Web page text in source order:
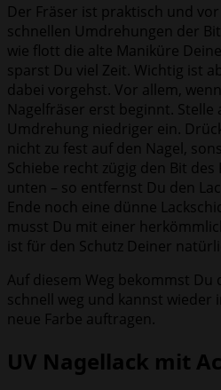
Der Fräser ist praktisch und
schnellen Umdrehungen der
wie flott die alte Maniküre
sparst Du viel Zeit. Wichtig ist
dabei vorgehst. Vor allem,
Nagelfräser erst beginnt. Stelle
Umdrehung niedriger ein.
nicht zu fest auf den Nagel,
Schiebe recht zügig den Bit
unten – so entfernst Du den
Ende noch eine dünne
musst Du mit einer
ist für den Schutz Deiner
Auf diesem Weg bekommst
schnell weg und kannst wieder
neue Farbe auftragen.
UV Nagellack mit